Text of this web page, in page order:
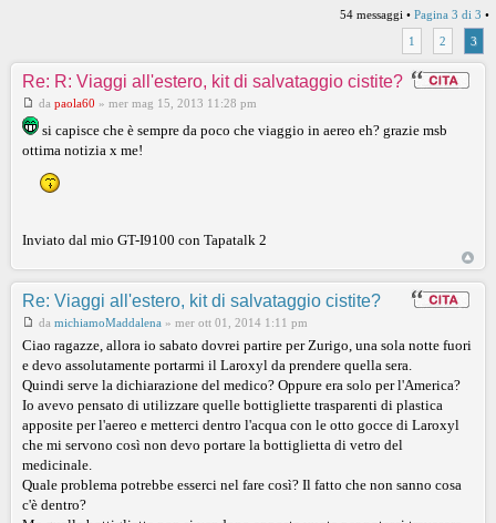
54 messaggi • Pagina 3 di 3 •
1
2 3
Re: R: Viaggi all'estero, kit di salvataggio cistite?
da paola60 » mer mag 15, 2013 11:28 pm
si capisce che è sempre da poco che viaggio in aereo eh? grazie msb
ottima notizia x me!
Inviato dal mio GT-I9100 con Tapatalk 2
Re: Viaggi all'estero, kit di salvataggio cistite?
da michiamoMaddalena » mer ott 01, 2014 1:11 pm
Ciao ragazze, allora io sabato dovrei partire per Zurigo, una sola notte fuori
e devo assolutamente portarmi il Laroxyl da prendere quella sera.
Quindi serve la dichiarazione del medico? Oppure era solo per l'America?
Io avevo pensato di utilizzare quelle bottigliette trasparenti di plastica
apposite per l'aereo e metterci dentro l'acqua con le otto gocce di Laroxyl
che mi servono così non devo portare la bottiglietta di vetro del
medicinale.
Quale problema potrebbe esserci nel fare così? Il fatto che non sanno cosa
c'è dentro?